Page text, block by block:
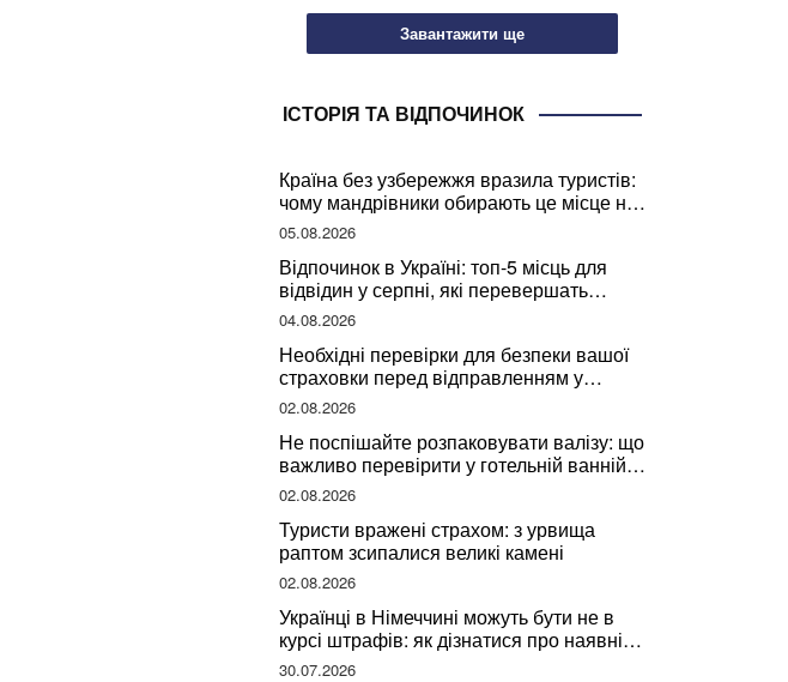
Завантажити ще
ІСТОРІЯ ТА ВІДПОЧИНОК
Країна без узбережжя вразила туристів:
чому мандрівники обирають це місце на
відпочинок
05.08.2026
Відпочинок в Україні: топ-5 місць для
відвідин у серпні, які перевершать
закордонні враження
04.08.2026
Необхідні перевірки для безпеки вашої
страховки перед відправленням у
подорож
02.08.2026
Не поспішайте розпаковувати валізу: що
важливо перевірити у готельній ванній
за словами досвідченої мандрівниці
02.08.2026
Туристи вражені страхом: з урвища
раптом зсипалися великі камені
02.08.2026
Українці в Німеччині можуть бути не в
курсі штрафів: як дізнатися про наявні
борги
30.07.2026